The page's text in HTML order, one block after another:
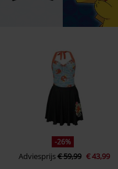
-26%
Adviesprijs€ 59,99 € 43,99